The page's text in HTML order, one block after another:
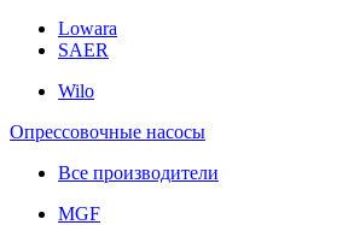
Lowara
SAER
Wilo
Опрессовочные насосы
Все производители
MGF